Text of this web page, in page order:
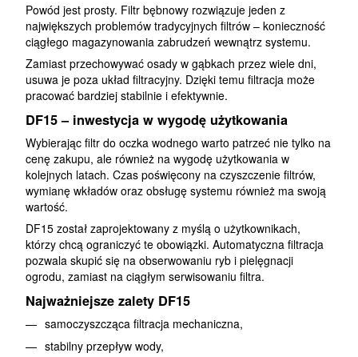
Powód jest prosty. Filtr bębnowy rozwiązuje jeden z
największych problemów tradycyjnych filtrów – konieczność
ciągłego magazynowania zabrudzeń wewnątrz systemu.
Zamiast przechowywać osady w gąbkach przez wiele dni,
usuwa je poza układ filtracyjny. Dzięki temu filtracja może
pracować bardziej stabilnie i efektywnie.
DF15 – inwestycja w wygodę użytkowania
Wybierając filtr do oczka wodnego warto patrzeć nie tylko na
cenę zakupu, ale również na wygodę użytkowania w
kolejnych latach. Czas poświęcony na czyszczenie filtrów,
wymianę wkładów oraz obsługę systemu również ma swoją
wartość.
DF15 został zaprojektowany z myślą o użytkownikach,
którzy chcą ograniczyć te obowiązki. Automatyczna filtracja
pozwala skupić się na obserwowaniu ryb i pielęgnacji
ogrodu, zamiast na ciągłym serwisowaniu filtra.
Najważniejsze zalety DF15
samoczyszcząca filtracja mechaniczna,
stabilny przepływ wody,